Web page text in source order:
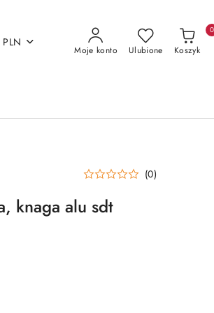
PLN
Moje konto Ulubione Koszyk
0
(0)
knaga alu sdt